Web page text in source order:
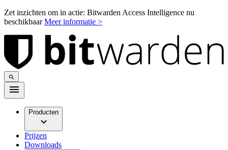
Zet inzichten om in actie: Bitwarden Access Intelligence nu
beschikbaarMeer informatie >
Producten
Prijzen
Downloads